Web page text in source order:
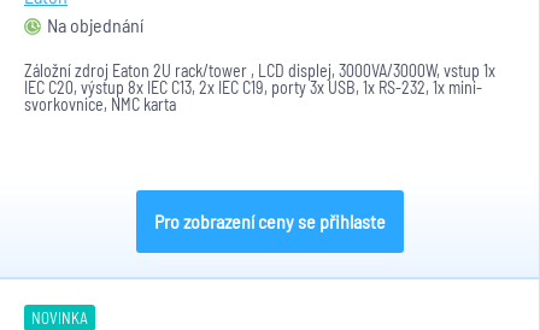
Na objednání
Záložní zdroj Eaton 2U rack/tower , LCD displej, 3000VA/3000W, vstup 1x
IEC C20, výstup 8x IEC C13, 2x IEC C19, porty 3x USB, 1x RS-232, 1x mini-
svorkovnice, NMC karta
Pro zobrazení ceny se přihlaste
NOVINKA